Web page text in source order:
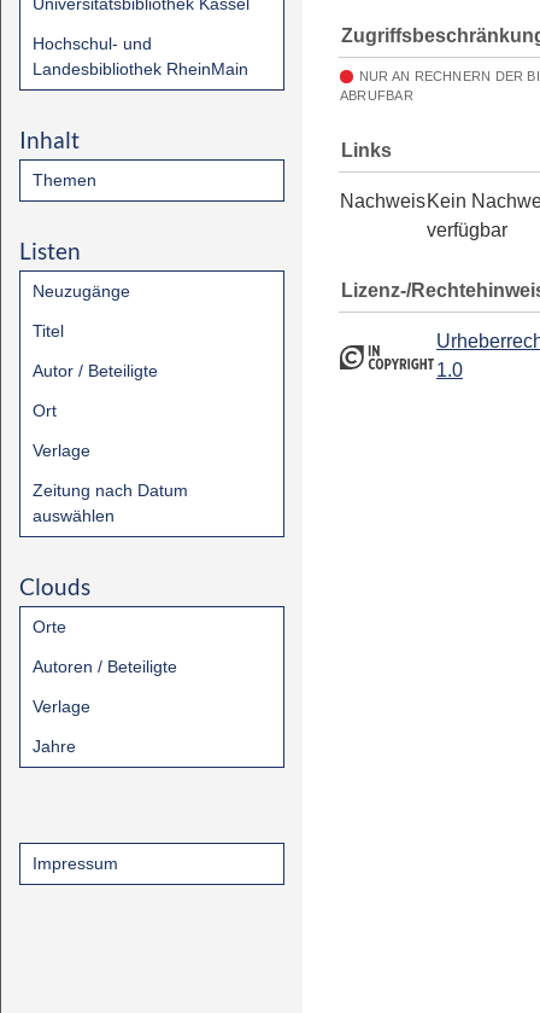
Hochschul- und
Landesbibliothek RheinMain
Inhalt
Themen
Listen
Neuzugänge
Titel
Autor / Beteiligte
Ort
Verlage
Zeitung nach Datum
auswählen
Clouds
Orte
Autoren / Beteiligte
Verlage
Jahre
Impressum
NUR AN RECHNERN DER
ABRUFBAR
Links
NachweisKein
verfügbar
Lizenz-/
1.0